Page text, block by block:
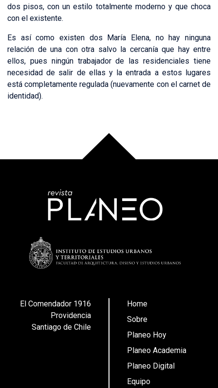
dos pisos, con un estilo totalmente moderno y que choca
con el existente.
Es así como existen dos María Elena, no hay ninguna
relación de una con otra salvo la cercanía que hay entre
ellos, pues ningún trabajador de las residenciales tiene
necesidad de salir de ellas y la entrada a estos lugares
está completamente regulada (nuevamente con el carnet de
identidad).
El Comendador 1916
Providencia
Santiago de Chile
Home
Sobre
Planeo Hoy
Planeo Academia
Planeo Digital
Equipo